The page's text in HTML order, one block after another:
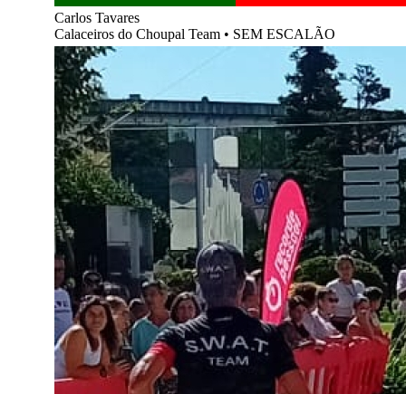
Carlos Tavares
Calaceiros do Choupal Team • SEM ESCALÃO